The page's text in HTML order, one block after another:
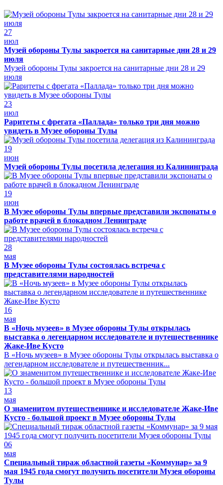
27
июл
Музей обороны Тулы закроется на санитарные дни 28 и 29
июля
Музей обороны Тулы закроется на санитарные дни 28 и 29
июля
23
июл
Раритеты с фрегата «Паллада» только три дня можно
увидеть в Музее обороны Тулы
19
июн
Музей обороны Тулы посетила делегация из Калининграда
19
июн
В Музее обороны Тулы впервые представили экспонаты о
работе врачей в блокадном Ленинграде
28
мая
В Музее обороны Тулы состоялась встреча с
представителями народностей
16
мая
В «Ночь музеев» в Музее обороны Тулы открылась
выставка о легендарном исследователе и путешественнике
Жаке-Иве Кусто
В «Ночь музеев» в Музее обороны Тулы открылась выставка о
легендарном исследователе и путешественник...
13
мая
О знаменитом путешественнике и исследователе Жаке-Иве
Кусто - большой проект в Музее обороны Тулы
06
мая
Специальный тираж областной газеты «Коммунар» за 9
мая 1945 года смогут получить посетители Музея обороны
Тулы